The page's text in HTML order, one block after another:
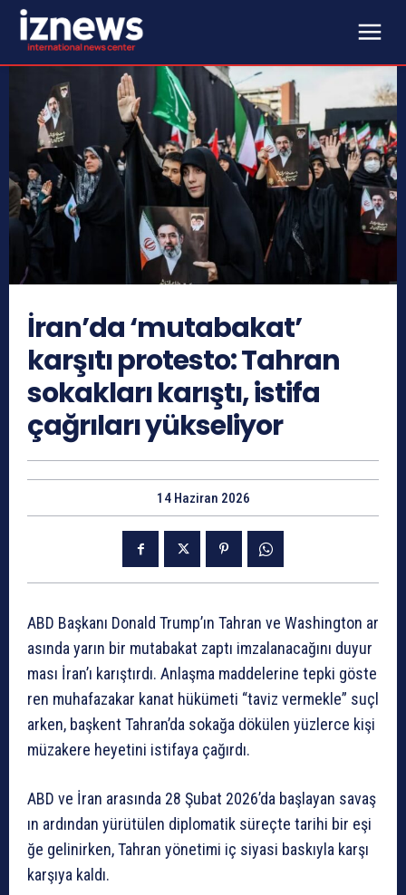
İran’da ‘mutabakat’
karşıtı protesto: Tahran
sokakları karıştı, istifa
çağrıları yükseliyor
14 Haziran 2026
ABD Başkanı Donald Trump’ın Tahran ve Washington ar
asında yarın bir mutabakat zaptı imzalanacağını duyur
ması İran’ı karıştırdı. Anlaşma maddelerine tepki göste
ren muhafazakar kanat hükümeti “taviz vermekle” suçl
arken, başkent Tahran’da sokağa dökülen yüzlerce kişi
müzakere heyetini istifaya çağırdı.
ABD ve İran arasında 28 Şubat 2026’da başlayan savaş
ın ardından yürütülen diplomatik süreçte tarihi bir eşi
ğe gelinirken,Tahran yönetimi iç siyasi baskıyla karşı
karşıya kaldı.